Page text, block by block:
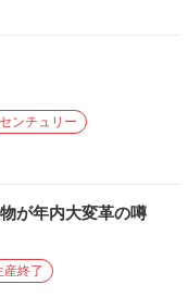
ンチュリー
が年内大変革の噂
終了